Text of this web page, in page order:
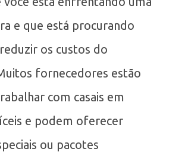
e que está procurando
os custos do
fornecedores estão
com casais em
e podem oferecer
ou pacotes